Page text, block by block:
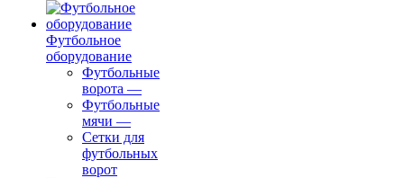
Футбольное
оборудование
Футбольные
ворота —
Футбольные
мячи —
Сетки для
футбольных
ворот